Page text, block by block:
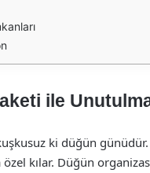
ile
ki düğün
kılar. Düğün